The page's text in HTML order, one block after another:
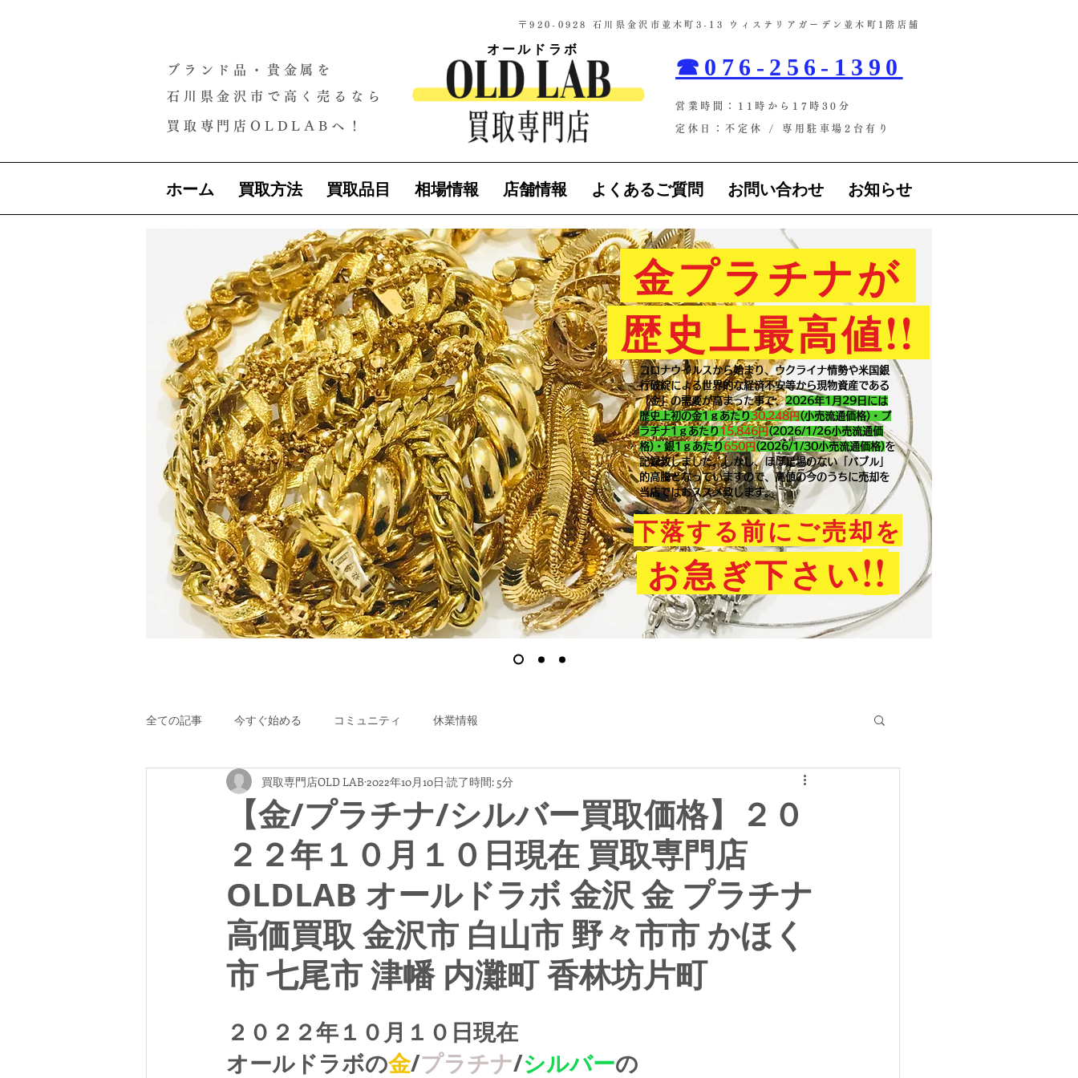
​〒920-0928 石川県金沢市並木町3-13 ウィステリアガーデン並木町1階店舗​
ブランド品・貴金属を
石川県金沢市で高く売るなら
買取専門店OLDLABへ！
オールドラボ
☎076-256-1390
営業時間：11時から17時30分
定休日：不定休 / ​専用駐車場2台有り
ホーム 買取方法 買取品目 相場情報 店舗情報 よくあるご質問 お問い合わせ お知らせ
金プラチナが
歴史上最高値!!
コロナウイルスから始まり、ウクライナ情勢や米国銀
行破綻による世界的な経済不安等から現物資産である
「金」の需要が高まった事で、2026年1月29 日には
歴史上初の金1ｇあたり30,248円 (小売流通価格)・プ
ラチナ1ｇあたり 15,846 円 (2026/1/26小売流通価
格)・銀1ｇあたり 650 円 (2026/1/30小売流通価格)を
記録致しました。​しかし、ほぼ足場のない「バブル」
的高騰となっていますので、高値の今のうちに売却を
当店ではおススメ致します。
下落する前にご売却を
お急ぎ下さい!!
全ての記事 今すぐ始める コミュニティ 休業情報
【金/プラチナ/シルバー買取価格】２０
２２年１０月１０日現在 買取専門店
OLDLAB オールドラボ 金沢 金 プラチナ
高価買取 金沢市 白山市 野々市市 かほく
市 七尾市 津幡 内灘町 香林坊片町
買取専門店OLD LAB 2022年10月10日 読了時間: 5分
２０２２年１０月１０日現在
オールドラボの金/プラチナ/シルバーの